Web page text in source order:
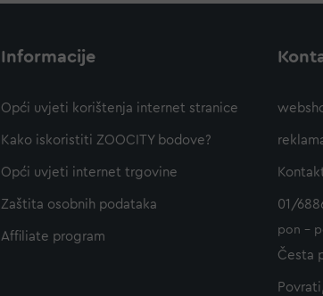
Informacije
Opći uvjeti korištenja internet stranice
Kako iskoristiti ZOOCITY bodove?
Opći uvjeti internet trgovine
Zaštita osobnih podataka
Affiliate program
01/
pon -
Česta